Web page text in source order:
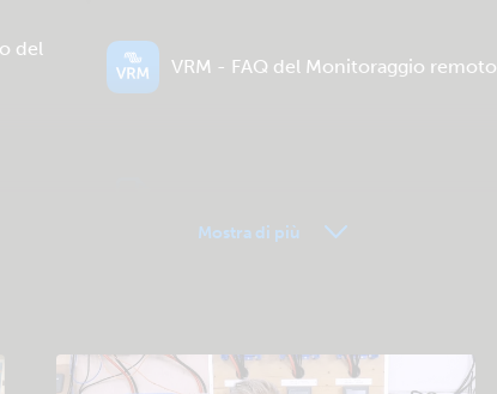
del
VRM - FAQ del Monitoraggio remoto
Mostra di più